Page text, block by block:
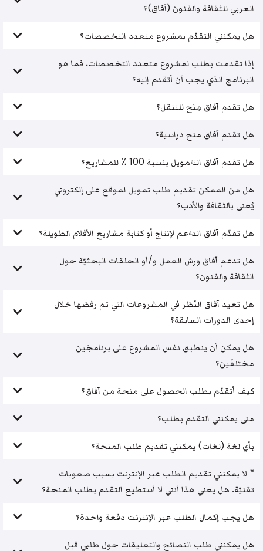
العربي للثقافة والفنون (آفاق)؟
هل يمكنني التقدّم بمشروع متعدد التخصصات؟
إذا تقدمت بطلب لمشروع متعدد التخصصات، فما هو
البرنامج الذي يجب أن أتقدم إليه؟
هل تقدم آفاق مِنَح للتنقل؟
هل تقدم آفاق منح دراسية؟
هل تقدم آفاق التَّمويل بنسبة 100 ٪ للمشاريع؟
هل من الممكن تقديم طلب تمويل لموقع على إلكتروني
يُعنى بالثقافة والأدب؟
هل تقدّم آفاق الدَّعم لإنتاج أو كتابة مشاريع الأفلام الطويلة؟
هل تدعم آفاق ورش العمل و/أو الحلقات البحثيّة حول
الثقافة والفنون؟
هل تعيد آفاق النّظر في المشروعات التي تم رفضها خلال
إحدى الدورات السابقة؟
هل يمكن أن ينطبق نفس المشروع على برنامجَين
مختلفَين؟
كيف أتقدّم بطلب الحصول على منحة من آفاق؟
متى يمكنني التقدم بطلب؟
بأي لغة (لغات) يمكنني تقديم طلب المنحة؟
* لا يمكنني تقديم الطلب عبر الإنترنت بسبب صعوبات
تقنيّة. هل يعني هذا أنني لا أستطيع التقدم بطلب المنحة؟
هل يجب إكمال الطلب عبر الإنترنت دفعة واحدة؟
هل يمكنني طلب النصائح والتعليقات حول طلبي قبل